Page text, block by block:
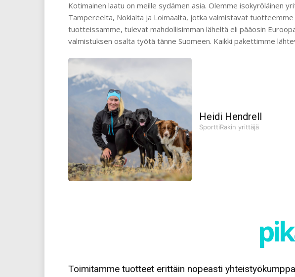
Kotimainen laatu on meille sydämen asia. Olemme isokyröläinen
Tampereelta, Nokialta ja Loimaalta, jotka valmistavat
tuotteissamme, tulevat mahdollisimman läheltä eli pääosin
valmistuksen osalta työtä tänne Suomeen. Kaikki pakettimme
Heidi Hendrell
SporttiRakin yrittäjä
Toimitamme tuotteet erittäin nopeasti